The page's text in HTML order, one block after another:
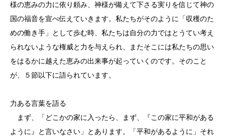
様の恵みの力に依り頼み、神様が備えて下さる実りを信じて神の
国の福音を宣べ伝えていきます。私たちがそのように「収穫のた
めの働き手」として歩む時、私たちは自分の力ではとうてい考え
られないような権威と力を与えられ、またそこには私たちの思い
をはるかに越えた恵みの出来事が起っていくのです。そのこと
が、５節以下に語られています。
力ある言葉を語る
まず、「どこかの家に入ったら、まず、『この家に平和がある
ように』と言いなさい」とあります。「平和があるように」それ